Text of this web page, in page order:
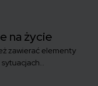
na życie
zawierać elementy